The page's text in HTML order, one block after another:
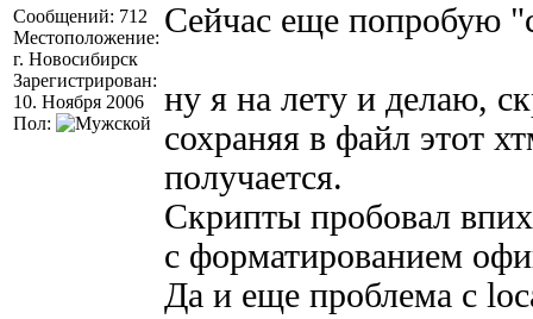
Сообщений: 712
Местоположение:
г. Новосибирск
Зарегистрирован:
10. Ноября 2006
Пол:
Сейчас еще попробую
ну я на лету и делаю,
сохраняя в файл этот
получается.
Скрипты пробовал
с форматированием
Да и еще проблема с